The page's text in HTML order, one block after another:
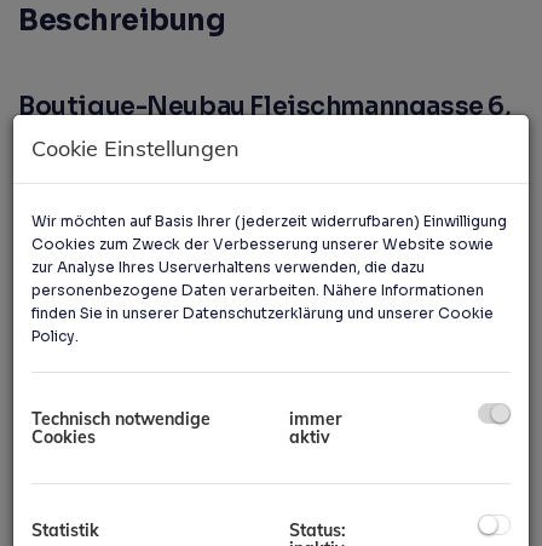
Beschreibung
Boutique-Neubau Fleischmanngasse 6,
1040 Wien — Erstbezug 2020
Eigentumswohnungen auf 7 Geschoßen (EG + 5
OG + 2 DG). Derzeit noch9 Wohnungen verfügbar
(Top 8, 14, 15, 24, 29, 30, 31, 32, 34) sowie 2 PKW-
Stellplatz-Kategorien.
ENERGIESTANDARDS
HWB 33,67 kWh/m²a — Energieklasse
fGEE 0,77 — Energieklasse
Fußbodenheizung in allen Wohnungen
Cookie Einstellungen
Wir möchten auf Basis Ihrer (jederzeit widerrufbaren) Einwilligung
Cookies zum Zweck der Verbesserung unserer Website sowie
zur Analyse Ihres Userverhaltens verwenden, die dazu
personenbezogene Daten verarbeiten. Nähere Informationen
finden Sie in unserer Datenschutzerklärung und unserer Cookie
Policy.
Technisch notwendige
Cookies
immer
aktiv
Statistik
Status: